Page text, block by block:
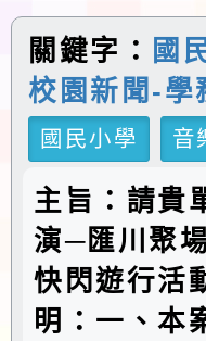
關鍵字：
國
校園新聞-學
國民小學
音
主旨：請貴
演─匯川聚
快閃遊行活
明：一、本